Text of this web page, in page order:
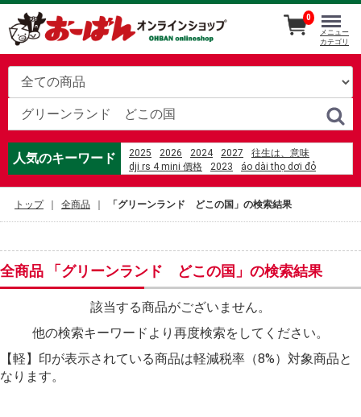
人気のキーワード 2025 2026 2024 2027
往生は、意味
dji rs 4 mini 價格
2023
áo dài thọ dơi đỏ
%D1%81%D1%82%D1%80%D0%B5%D0%BD%D0%B4
amazon 座椅子カバー
%E5%85%89%E8%8F%AF%E5%BA%97
%2F Milky Peach
mili the death of lactose intolerant
videa hazug csajok társasága 3. évad
motricidad definicion para ni%C3%B1os
%E3%81%B2%E3%82%88%E3%82%8B
0
メニュー
カテゴリ
トップ 全商品 「グリーンランド どこの国」の検索結果
全商品 「グリーンランド どこの国」の検索結果
該当する商品がございません。
他の検索キーワードより再度検索をしてください。
【軽】印が表示されている商品は軽減税率（8%）対象商品と
なります。